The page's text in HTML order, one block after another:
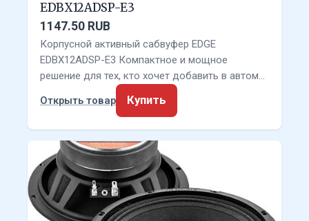
EDBX12ADSP-E3
1147.50 RUB
Корпусной активный сабвуфер EDGE
EDBX12ADSP-E3 Компактное и мощное
решение для тех, кто хочет добавить в автом…
Открыть товар
Купить